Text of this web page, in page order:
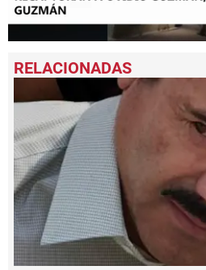
seconds
of
minutes,
seconds